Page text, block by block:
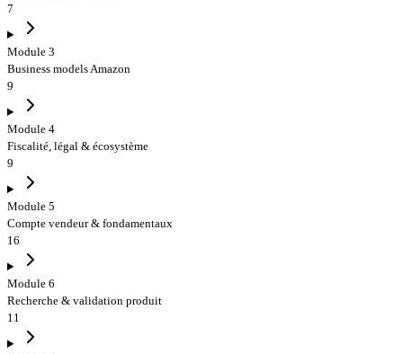
7
Module 3
Business models Amazon
9
Module 4
Fiscalité, légal & écosystème
9
Module 5
Compte vendeur & fondamentaux
16
Module 6
Recherche & validation produit
11